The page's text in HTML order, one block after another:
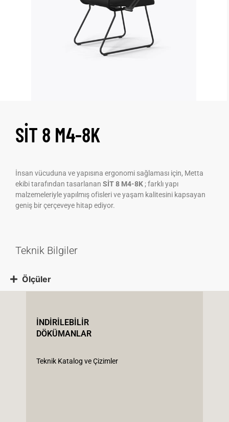
SİT 8 M4-8K
İnsan vücuduna ve yapısına ergonomi sağlaması için, Metta
ekibi tarafından tasarlanan SİT 8 M4-8K ; farklı yapı
malzemeleriyle yapılmış ofisleri ve yaşam kalitesini kapsayan
geniş bir çerçeveye hitap ediyor.
Teknik Bilgiler
Ölçüler
İNDİRİLEBİLİR
DÖKÜMANLAR
Teknik Katalog ve Çizimler